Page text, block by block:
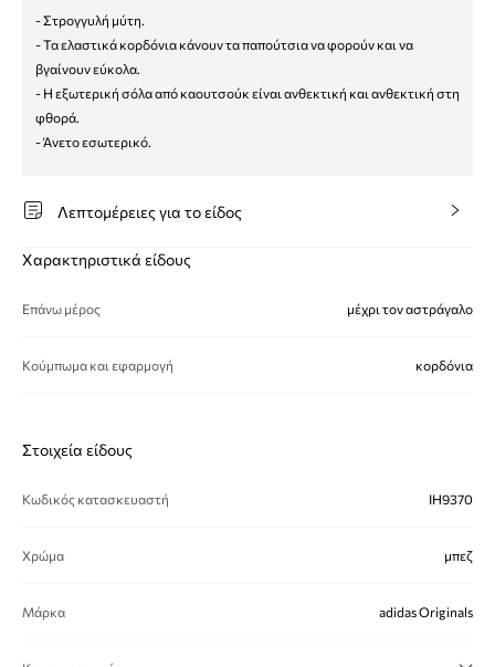
- Στρογγυλή μύτη.
- Τα ελαστικά κορδόνια κάνουν τα παπούτσια να φορούν και να
βγαίνουν εύκολα.
- Η εξωτερική σόλα από καουτσούκ είναι ανθεκτική και ανθεκτική στη
φθορά.
- Άνετο εσωτερικό.
Λεπτομέρειες για το είδος
Χαρακτηριστικά είδους
Επάνω μέρος μέχρι τον αστράγαλο
Κούμπωμα και εφαρμογή κορδόνια
Στοιχεία είδους
Κωδικός κατασκευαστή IH9370
Χρώμα μπεζ
Μάρκα adidas Originals